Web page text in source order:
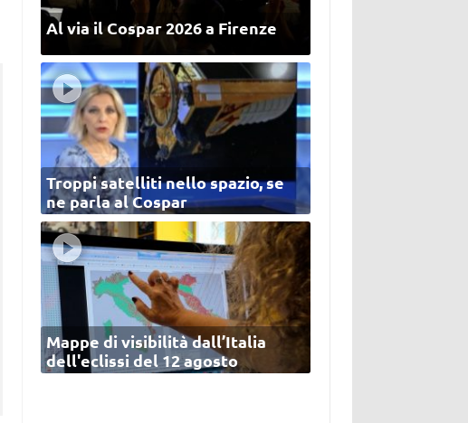
Al via il Cospar 2026 a Firenze
Troppi satelliti nello spazio, se
ne parla al Cospar
Mappe di visibilità dall’Italia
dell'eclissi del 12 agosto